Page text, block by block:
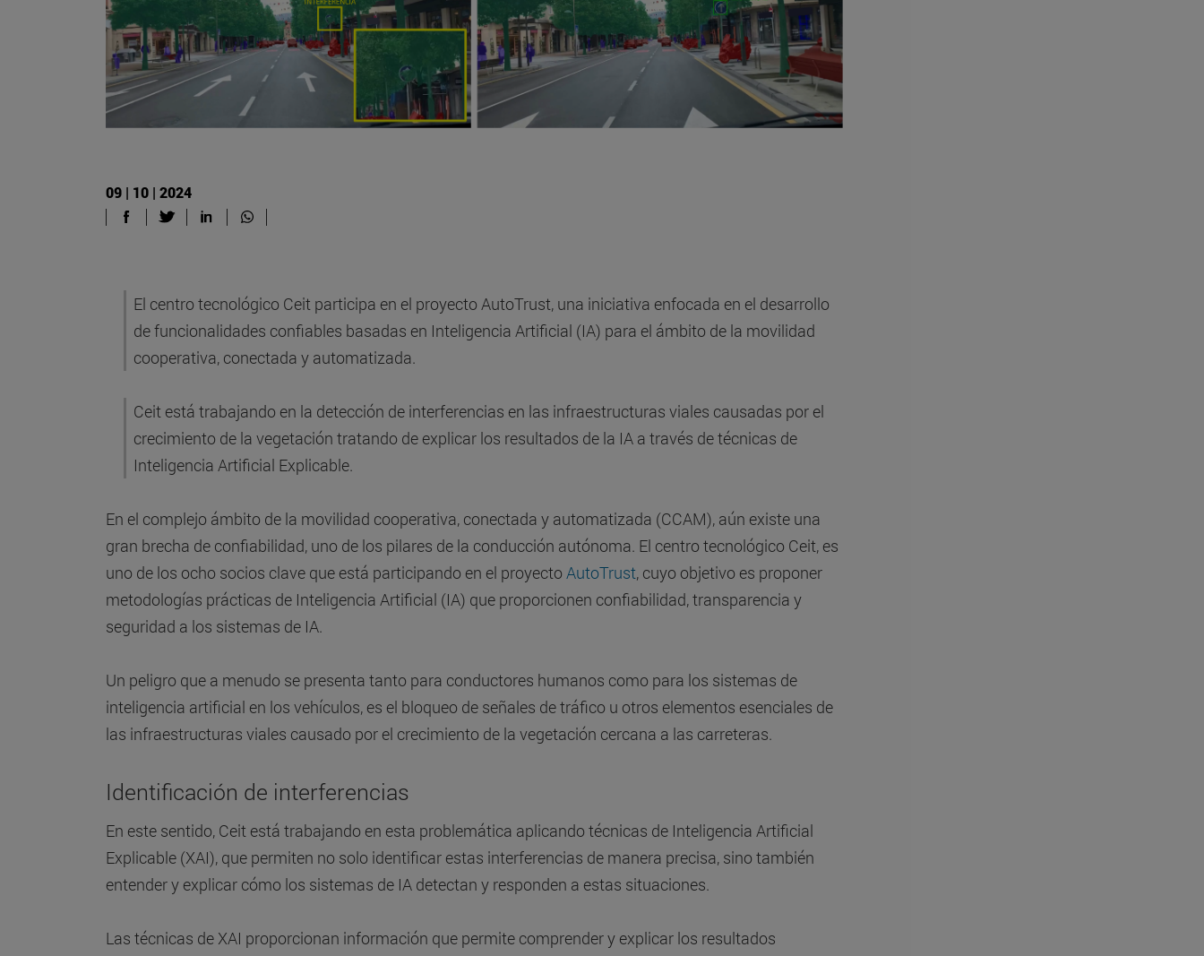
09 | 10 | 2024
El centro tecnológico Ceit participa en el proyecto AutoTrust, una iniciativa enfocada en el desarrollo
de funcionalidades confiables basadas en Inteligencia Artificial (IA) para el ámbito de la movilidad
cooperativa, conectada y automatizada.
Ceit está trabajando en la detección de interferencias en las infraestructuras viales causadas por el
crecimiento de la vegetación tratando de explicar los resultados de la IA a través de técnicas de
Inteligencia Artificial Explicable.
En el complejo ámbito de la movilidad cooperativa, conectada y automatizada (CCAM), aún existe una
gran brecha de confiabilidad, uno de los pilares de la conducción autónoma. El centro tecnológico Ceit, es
uno de los ocho socios clave que está participando en el proyecto AutoTrust, cuyo objetivo es proponer
metodologías prácticas de Inteligencia Artificial (IA) que proporcionen confiabilidad, transparencia y
seguridad a los sistemas de IA.
Un peligro que a menudo se presenta tanto para conductores humanos como para los sistemas de
inteligencia artificial en los vehículos, es el bloqueo de señales de tráfico u otros elementos esenciales de
las infraestructuras viales causado por el crecimiento de la vegetación cercana a las carreteras.
Identificación de interferencias
En este sentido, Ceit está trabajando en esta problemática aplicando técnicas de Inteligencia Artificial
Explicable (XAI), que permiten no solo identificar estas interferencias de manera precisa, sino también
entender y explicar cómo los sistemas de IA detectan y responden a estas situaciones.
Las técnicas de XAI proporcionan información que permite comprender y explicar los resultados